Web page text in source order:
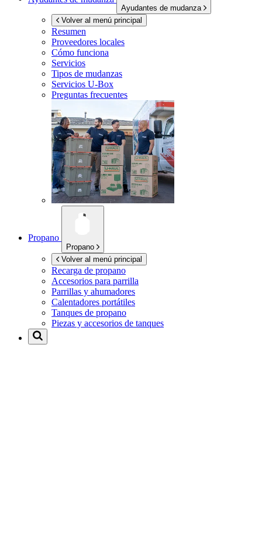
Ayudantes de mudanza
Volver al menú principal
Resumen
Proveedores locales
Cómo funciona
Servicios
Tipos de mudanzas
Servicios U-Box
Preguntas frecuentes
Propano
Propano
Volver al menú principal
Recarga de propano
Accesorios para parrilla
Parrillas y ahumadores
Calentadores portátiles
Tanques de propano
Piezas y accesorios de tanques